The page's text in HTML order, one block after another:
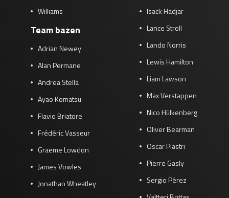
Williams
Team bazen
Adrian Newey
Alan Permane
Andrea Stella
Ayao Komatsu
Flavio Briatore
Frédéric Vasseur
Graeme Lowdon
James Vowles
Jonathan Wheatley
Isack Hadjar
Lance Stroll
Lando Norris
Lewis Hamilton
Liam Lawson
Max Verstappen
Nico Hülkenberg
Oliver Bearman
Oscar Piastri
Pierre Gasly
Sergio Pérez